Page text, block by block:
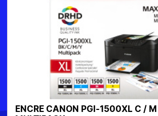
ENCRE HP 953XL NOIR